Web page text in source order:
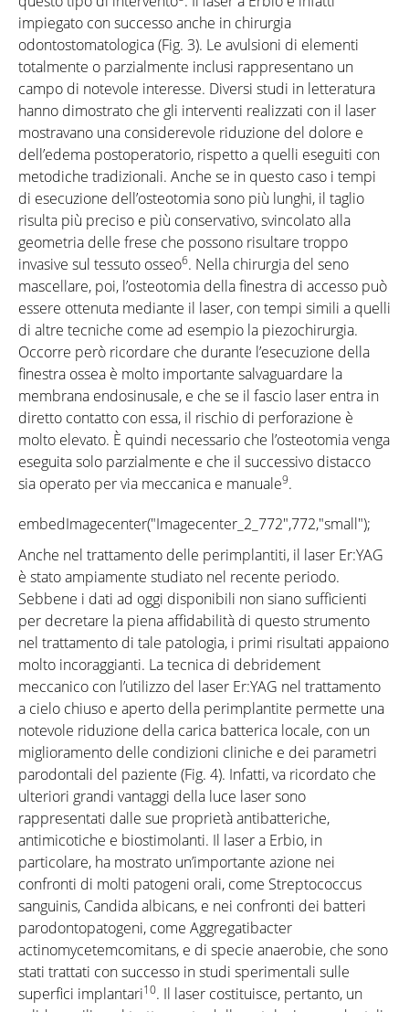
impiegato con successo anche in chirurgia
odontostomatologica (Fig. 3). Le avulsioni di elementi
totalmente o parzialmente inclusi rappresentano un
campo di notevole interesse. Diversi studi in letteratura
hanno dimostrato che gli interventi realizzati con il laser
mostravano una considerevole riduzione del dolore e
dell’edema postoperatorio, rispetto a quelli eseguiti con
metodiche tradizionali. Anche se in questo caso i tempi
di esecuzione dell’osteotomia sono più lunghi, il taglio
risulta più preciso e più conservativo, svincolato alla
geometria delle frese che possono risultare troppo
invasive sul tessuto osseo6. Nella chirurgia del seno
mascellare, poi, l’osteotomia della finestra di accesso può
essere ottenuta mediante il laser, con tempi simili a quelli
di altre tecniche come ad esempio la piezochirurgia.
Occorre però ricordare che durante l’esecuzione della
finestra ossea è molto importante salvaguardare la
membrana endosinusale, e che se il fascio laser entra in
diretto contatto con essa, il rischio di perforazione è
molto elevato. È quindi necessario che l’osteotomia venga
eseguita solo parzialmente e che il successivo distacco
sia operato per via meccanica e manuale9.
embedImagecenter("Imagecenter_2_772",772,"small");
Anche nel trattamento delle perimplantiti, il laser Er:YAG
è stato ampiamente studiato nel recente periodo.
Sebbene i dati ad oggi disponibili non siano sufficienti
per decretare la piena affidabilità di questo strumento
nel trattamento di tale patologia, i primi risultati appaiono
molto incoraggianti. La tecnica di debridement
meccanico con l’utilizzo del laser Er:YAG nel trattamento
a cielo chiuso e aperto della perimplantite permette una
notevole riduzione della carica batterica locale, con un
miglioramento delle condizioni cliniche e dei parametri
parodontali del paziente (Fig. 4). Infatti, va ricordato che
ulteriori grandi vantaggi della luce laser sono
rappresentati dalle sue proprietà antibatteriche,
antimicotiche e biostimolanti. Il laser a Erbio, in
particolare, ha mostrato un’importante azione nei
confronti di molti patogeni orali, come Streptococcus
sanguinis, Candida albicans, e nei confronti dei batteri
parodontopatogeni, come Aggregatibacter
actinomycetemcomitans, e di specie anaerobie, che sono
stati trattati con successo in studi sperimentali sulle
superfici implantari10. Il laser costituisce, pertanto, un